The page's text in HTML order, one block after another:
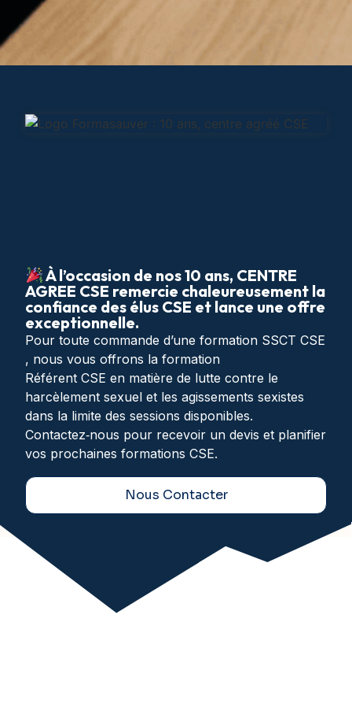
À l’occasion de nos 10 ans, CENTRE
AGREE CSE remercie chaleureusement la
confiance des élus CSE et lance une offre
exceptionnelle.
Pour toute commande d’une formation SSCT CSE
, nous vous offrons la formation
Référent CSE en matière de lutte contre le
harcèlement sexuel et les agissements sexistes
dans la limite des sessions disponibles.
Contactez‑nous pour recevoir un devis et planifier
vos prochaines formations CSE.
Nous Contacter